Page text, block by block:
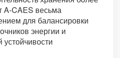
A-CAES весьма
для балансировки
энергии и